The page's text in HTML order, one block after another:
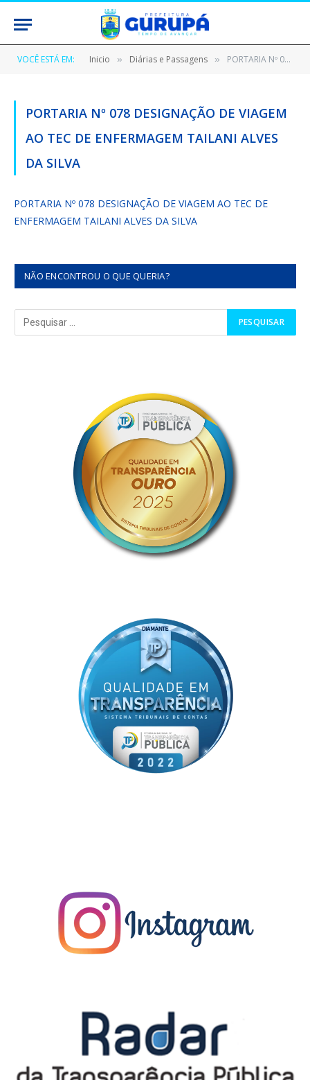
VOCÊ ESTÁ EM: Inicio » Diárias e Passagens » PORTARIA Nº 078 DESIGNAÇÃO DE VIAGEM AO TEC DE ENFERMAGEM TAILANI ALVES DA SILVA
PORTARIA Nº 078 DESIGNAÇÃO DE VIAGEM
AO TEC DE ENFERMAGEM TAILANI ALVES
DA SILVA
PORTARIA Nº 078 DESIGNAÇÃO DE VIAGEM AO TEC DE
ENFERMAGEM TAILANI ALVES DA SILVA
NÃO ENCONTROU O QUE QUERIA?